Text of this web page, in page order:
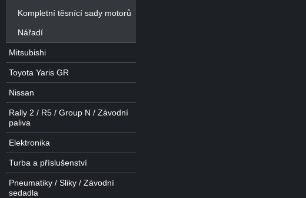
Kompletní těsnící sady motorů
Nářadí
Mitsubishi
Toyota Yaris GR
Nissan
Rally 2 / R5 / Group N / Závodní
paliva
Elektronika
Turba a příslušenství
Pneumatiky / Sliky / Závodní
sedadla